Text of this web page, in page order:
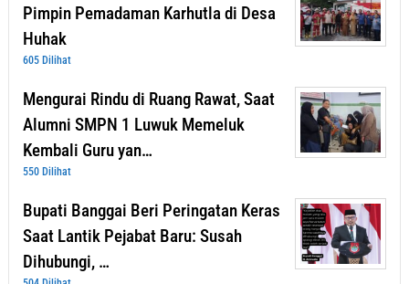
Pimpin Pemadaman Karhutla di Desa
Huhak
605 Dilihat
Mengurai Rindu di Ruang Rawat, Saat
Alumni SMPN 1 Luwuk Memeluk
Kembali Guru yan…
550 Dilihat
Bupati Banggai Beri Peringatan Keras
Saat Lantik Pejabat Baru: Susah
Dihubungi, …